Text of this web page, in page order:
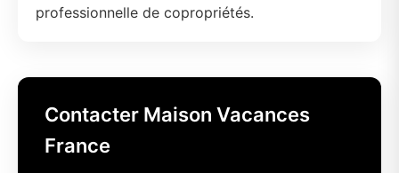
professionnelle de copropriétés.
Contacter Maison Vacances
France